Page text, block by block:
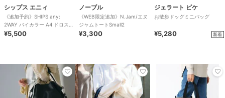
シップス エニィ
《追加予約》SHIPS any:
2WAY バイカラー A4 ドロスト
トート バッグ
¥5,500
ノーブル
《WEB限定追加》N.Jam/エヌ
ジャムトートSmall2
¥3,300
ジェラート ピケ
お散歩ドッグミニバッグ
¥5,280 新着